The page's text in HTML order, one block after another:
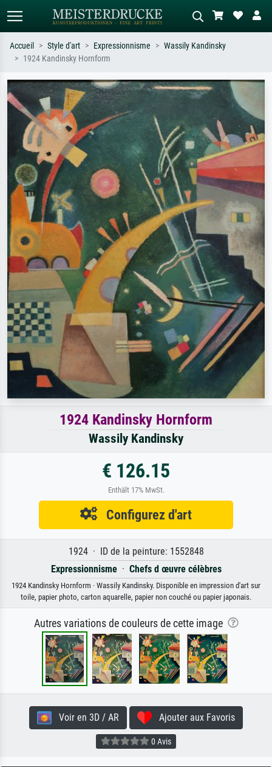
Recherchez par artiste, titre ou style –
ex. Monet, Nuit étoilée,
impressionnisme, vague de Hokusai,
nu.
Décrivez la scène – ex. prairie verte,
abstrait avec beaucoup de rouge,
tableau sombre, nu debout près d'un
arbre.
Accueil Style d'art Expressionnisme
Wassily Kandinsky
1924 Kandinsky Hornform
1924 Kandinsky Hornform
Wassily Kandinsky
€ 126.15
Enthält 17% MwSt.
Configurez d'art
1924 · ID de la peinture: 1552848
Expressionnisme· Chefs d œuvre célèbres
1924 Kandinsky Hornform · Wassily Kandinsky. Disponible en impression d'art sur
toile, papier photo, carton aquarelle, papier non couché ou papier japonais.
Autres variations de couleurs de cette image
Voir en 3D / AR Ajouter aux Favoris
0 Avis